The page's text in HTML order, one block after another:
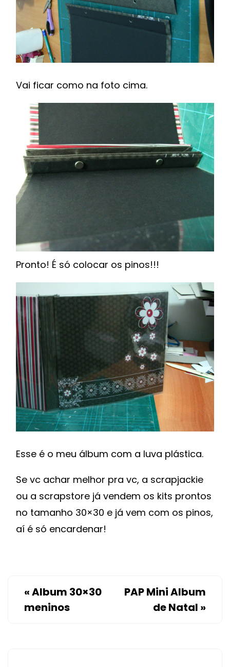
Vai ficar como na foto cima.
Pronto! É só colocar os pinos!!!
Esse é o meu álbum com a luva plástica.
Se vc achar melhor pra vc, a scrapjackie
ou a scrapstore já vendem os kits prontos
no tamanho 30×30 e já vem com os pinos,
aí é só encardenar!
«Album 30×30
meninos
PAP Mini Album
de Natal »